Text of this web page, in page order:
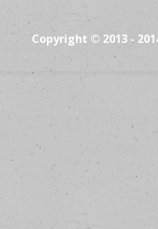
Copyright © 2013 -